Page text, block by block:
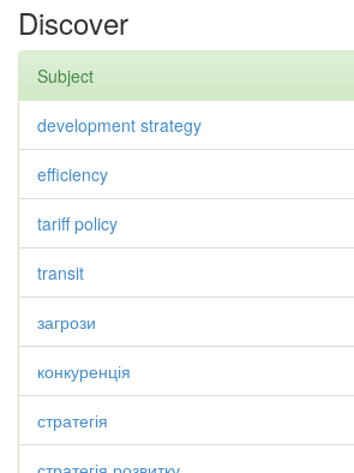
Discover
Subject
development strategy
efficiency
tariff policy
transit
загрози
конкуренція
стратегія